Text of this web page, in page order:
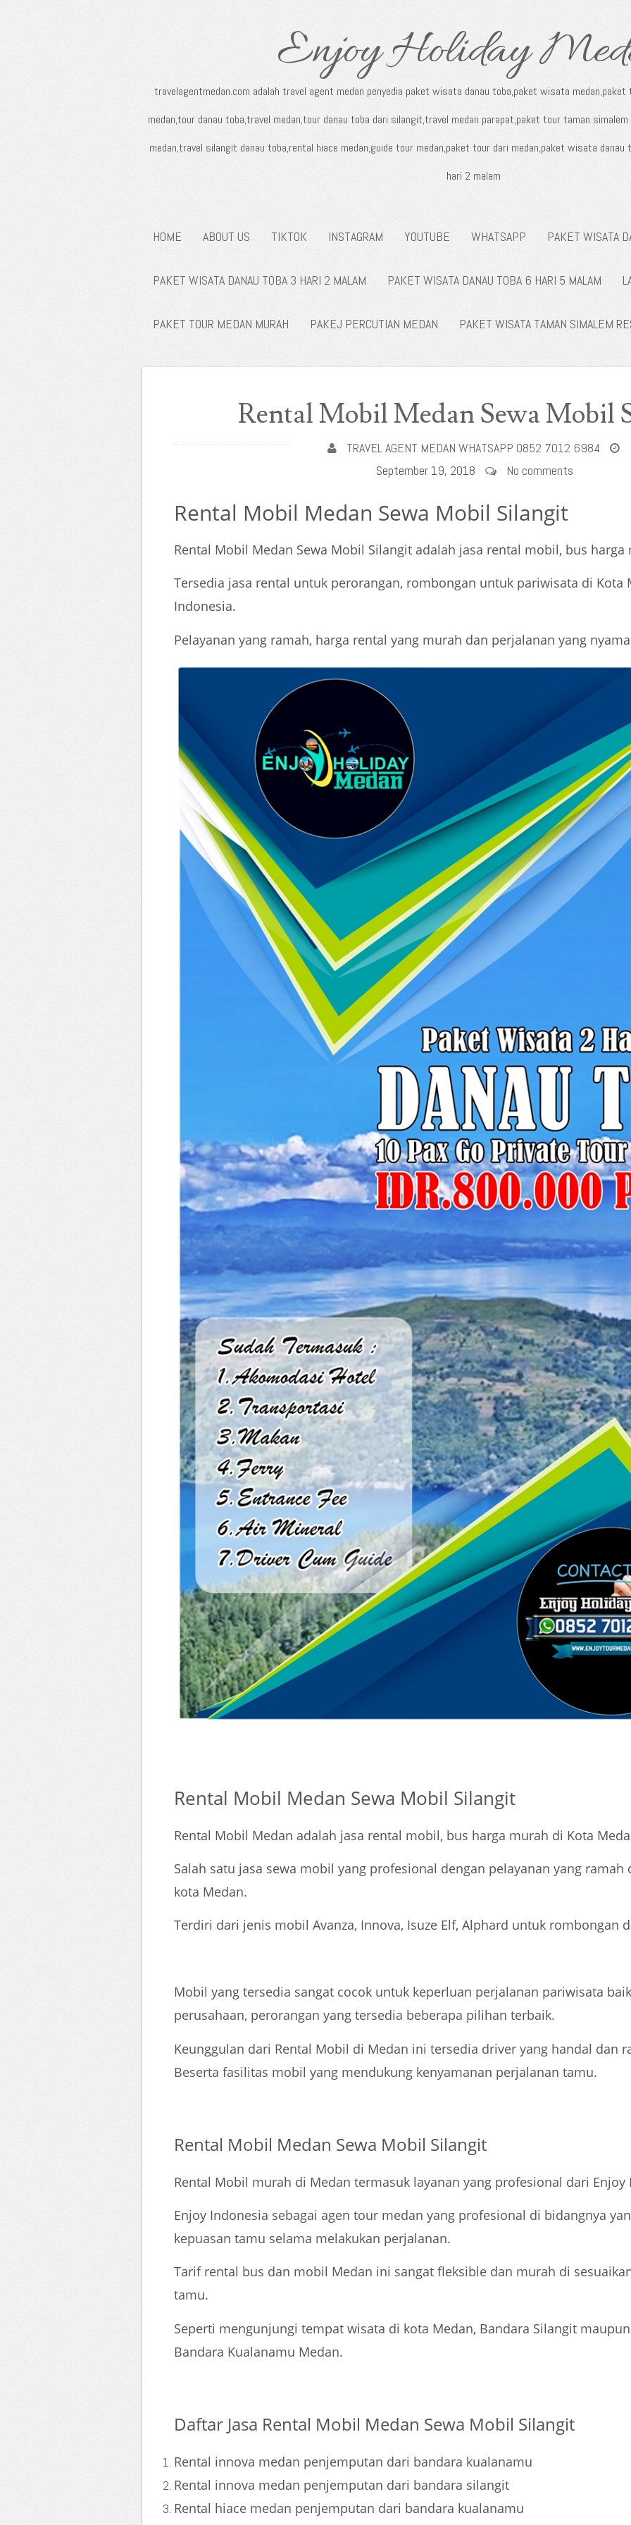
Enjoy Holiday
travelagentmedan.com adalah travel agent medan penyedia paket wisata danau toba,paket wisata
medan,tour danau toba,travel medan,tour danau toba dari silangit,travel medan parapat,paket tour taman
medan,travel silangit danau toba,rental hiace medan,guide tour medan,paket tour dari medan,paket wisata
hari 2 malam
HOME ABOUT US TIKTOK INSTAGRAM YOUTUBE WHATSAPP PAKET WISATA
PAKET WISATA DANAU TOBA 3 HARI 2 MALAM PAKET WISATA DANAU TOBA 6 HARI 5 MALAM
PAKET TOUR MEDAN MURAH PAKEJ PERCUTIAN MEDAN PAKET WISATA TAMAN SIMALEM
Rental Mobil Medan Sewa Mobil
TRAVEL AGENT MEDAN WHATSAPP 0852 7012 6984
September 19, 2018
No comments
Rental Mobil Medan Sewa Mobil Silangit
Rental Mobil Medan Sewa Mobil Silangit adalah jasa rental mobil, bus
Tersedia jasa rental untuk perorangan, rombongan untuk pariwisata di Kota
Indonesia.
Pelayanan yang ramah, harga rental yang murah dan perjalanan yang
Rental Mobil Medan Sewa Mobil Silangit
Rental Mobil Medan adalah jasa rental mobil, bus harga murah di Kota
Salah satu jasa sewa mobil yang profesional dengan pelayanan yang
kota Medan.
Terdiri dari jenis mobil Avanza, Innova, Isuze Elf, Alphard untuk rombongan
Mobil yang tersedia sangat cocok untuk keperluan perjalanan pariwisata
perusahaan, perorangan yang tersedia beberapa pilihan terbaik.
Keunggulan dari Rental Mobil di Medan ini tersedia driver yang handal dan
Beserta fasilitas mobil yang mendukung kenyamanan perjalanan tamu.
Rental Mobil Medan Sewa Mobil Silangit
Rental Mobil murah di Medan termasuk layanan yang profesional dari Enjoy
Enjoy Indonesia sebagai agen tour medan yang profesional di bidangnya
kepuasan tamu selama melakukan perjalanan.
Tarif rental bus dan mobil Medan ini sangat fleksible dan murah di
tamu.
Seperti mengunjungi tempat wisata di kota Medan, Bandara Silangit
Bandara Kualanamu Medan.
Daftar Jasa Rental Mobil Medan Sewa Mobil Silangit
Rental innova medan penjemputan dari bandara kualanamu
Rental innova medan penjemputan dari bandara silangit
Rental hiace medan penjemputan dari bandara kualanamu